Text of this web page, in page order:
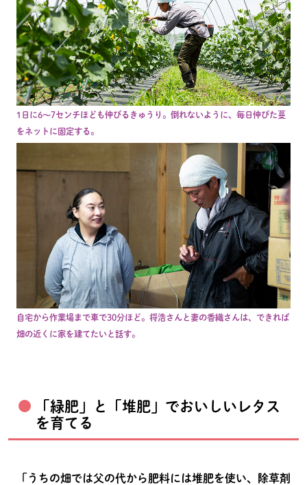
1日に6〜7センチほども伸びるきゅうり。倒れないように、毎日伸びた蔓
をネットに固定する。
自宅から作業場まで車で30分ほど。将浩さんと妻の香織さんは、できれば
畑の近くに家を建てたいと話す。
「緑肥」と「堆肥」でおいしいレタス
を育てる
「うちの畑では父の代から肥料には堆肥を使い、除草剤